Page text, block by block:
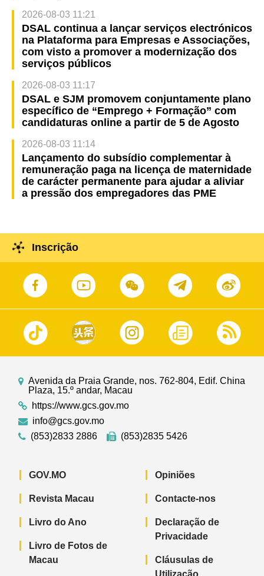
2026-08-03 11:21
DSAL continua a lançar serviços electrónicos
na Plataforma para Empresas e Associações,
com visto a promover a modernização dos
serviços públicos
2026-08-03 11:17
DSAL e SJM promovem conjuntamente plano
específico de “Emprego + Formação” com
candidaturas online a partir de 5 de Agosto
2026-08-03 11:14
Lançamento do subsídio complementar à
remuneração paga na licença de maternidade
de carácter permanente para ajudar a aliviar
a pressão dos empregadores das PME
Inscrição
Avenida da Praia Grande, nos. 762-804, Edif. China
Plaza, 15.º andar, Macau
https://www.gcs.gov.mo
info@gcs.gov.mo
(853)2833 2886
(853)2835 5426
GOV.MO
Revista Macau
Livro do Ano
Livro de Fotos de
Macau
Opiniões
Contacte-nos
Declaração de
Privacidade
Cláusulas de
Utilização